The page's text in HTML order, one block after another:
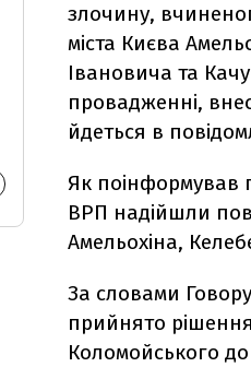
злочину,
міста Києва
Івановича та
провадженні,
йдеться в
Як поінформував
ВРП надійшли
Амельохіна,
За словами
прийнято
Коломойського до